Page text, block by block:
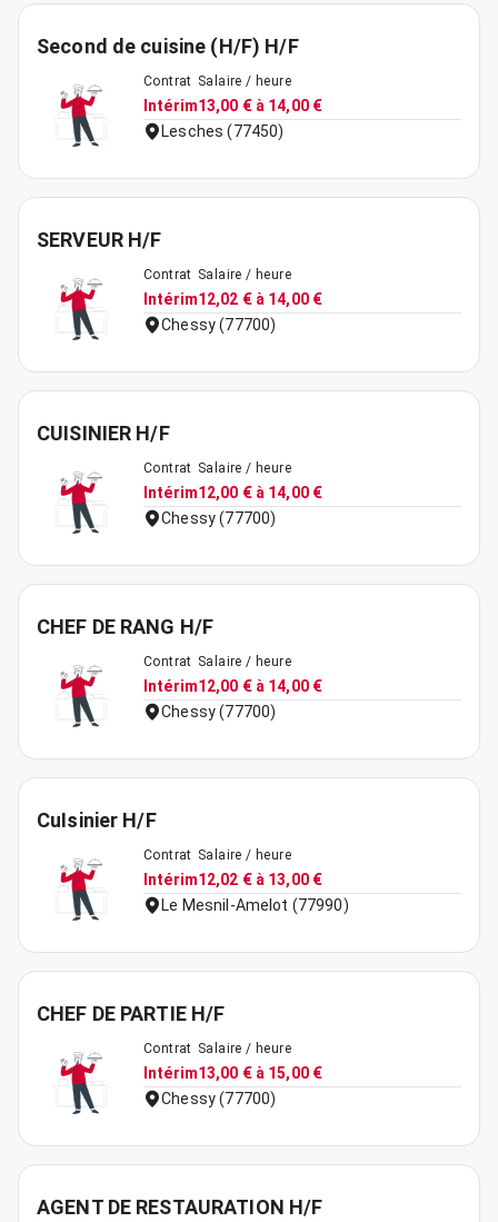
Second de cuisine (H/F) H/F
Contrat
Intérim
Salaire / heure
13,00 € à 14,00 €
Lesches (77450)
SERVEUR H/F
Contrat
Intérim
Salaire / heure
12,02 € à 14,00 €
Chessy (77700)
CUISINIER H/F
Contrat
Intérim
Salaire / heure
12,00 € à 14,00 €
Chessy (77700)
CHEF DE RANG H/F
Contrat
Intérim
Salaire / heure
12,00 € à 14,00 €
Chessy (77700)
CuIsinier H/F
Contrat
Intérim
Salaire / heure
12,02 € à 13,00 €
Le Mesnil-Amelot (77990)
CHEF DE PARTIE H/F
Contrat
Intérim
Salaire / heure
13,00 € à 15,00 €
Chessy (77700)
AGENT DE RESTAURATION H/F